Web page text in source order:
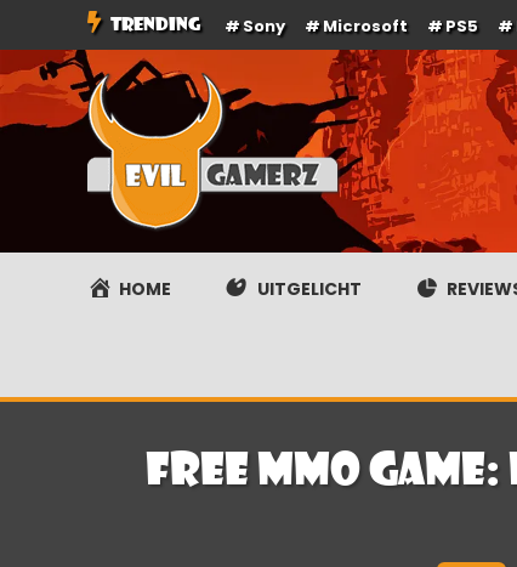
naar
de
TRENDING Sony Microsoft PS5
Evilgamerz
Het meest interessante game nieuws, reviews,
HOME UITGELICHT
Free MMO